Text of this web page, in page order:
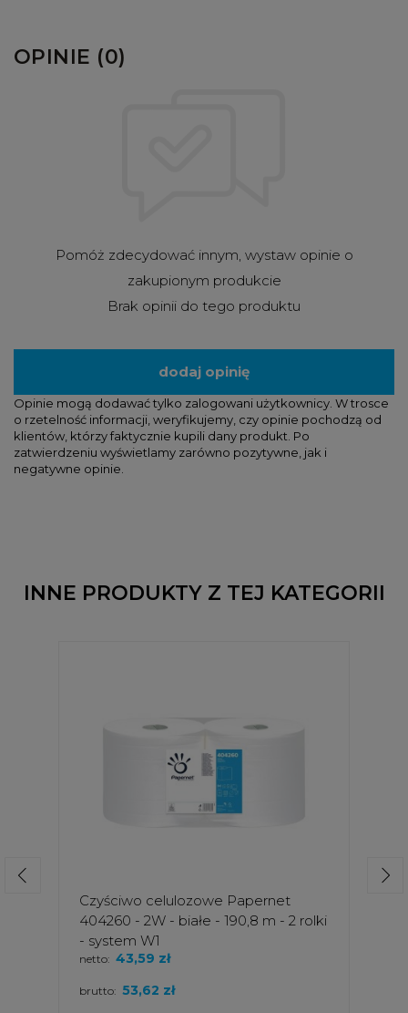
OPINIE (0)
Pomóż zdecydować innym, wystaw opinie o
zakupionym produkcie
Brak opinii do tego produktu
dodaj opinię
Opinie mogą dodawać tylko zalogowani użytkownicy. W trosce
o rzetelność informacji, weryfikujemy, czy opinie pochodzą od
klientów, którzy faktycznie kupili dany produkt. Po
zatwierdzeniu wyświetlamy zarówno pozytywne, jak i
negatywne opinie.
INNE PRODUKTY Z TEJ KATEGORII
Czyściwo celulozowe Papernet
404260 - 2W - białe - 190,8 m - 2 rolki
- system W1
brutto: 53,62 zł
netto: 43,59 zł